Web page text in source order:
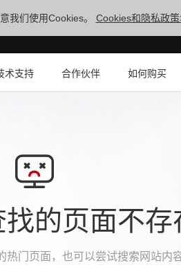
我们使用Cookies。 Cookies和隐私政策
术支持 合作伙伴 如何购买
的页面不存
热门页面，也可以尝试搜索网站内